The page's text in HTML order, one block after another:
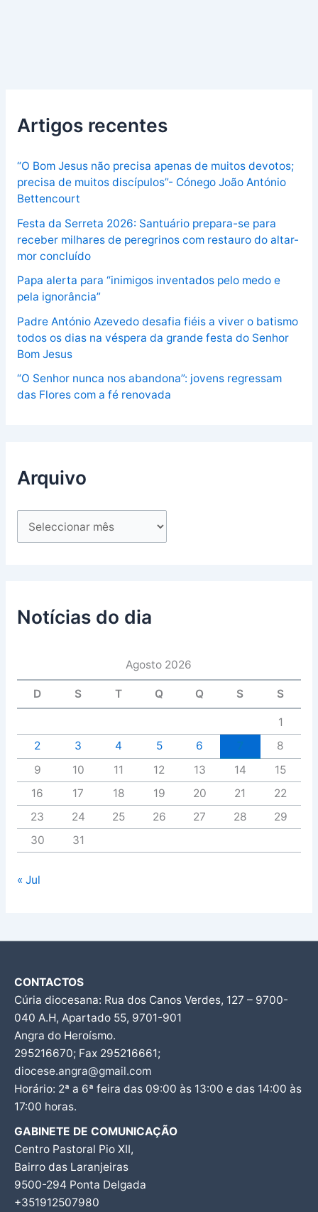
Artigos recentes
“O Bom Jesus não precisa apenas de muitos devotos;
precisa de muitos discípulos”- Cónego João António
Bettencourt
Festa da Serreta 2026: Santuário prepara-se para
receber milhares de peregrinos com restauro do altar-
mor concluído
Papa alerta para “inimigos inventados pelo medo e
pela ignorância”
Padre António Azevedo desafia fiéis a viver o batismo
todos os dias na véspera da grande festa do Senhor
Bom Jesus
“O Senhor nunca nos abandona”: jovens regressam
das Flores com a fé renovada
Arquivo
Notícias do dia
Agosto 2026
D S T Q Q S S
1
2
3 4 5 6
8
9
10 11 12 13 14
15
16
17 18 19 20 21
22
23
24 25 26 27 28
29
30
31
« Jul
CONTACTOS
Cúria diocesana: Rua dos Canos Verdes, 127 – 9700-
040 A.H, Apartado 55, 9701-901
Angra do Heroísmo.
295216670; Fax 295216661;
diocese.angra@gmail.com
Horário: 2ª a 6ª feira das 09:00 às 13:00 e das 14:00 às
17:00 horas.
GABINETE DE COMUNICAÇÃO
Centro Pastoral Pio XII,
Bairro das Laranjeiras
9500-294 Ponta Delgada
+351912507980